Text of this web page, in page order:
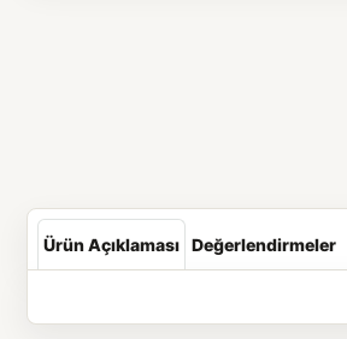
Ürün Açıklaması Değerlendirmeler